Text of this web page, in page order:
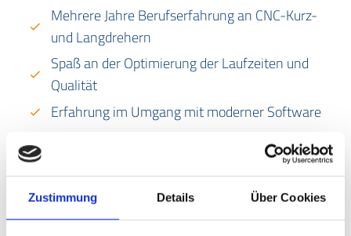
Zustimmung Details Über Cookies
Mehrere Jahre Berufserfahrung an CNC-Kurz-
und Langdrehern
Spaß an der Optimierung der Laufzeiten und
Qualität
Erfahrung im Umgang mit moderner Software
Kein Eigenbrödler, kein Besserwisser, kein
Morgenmuffel, sondern ein sympathischer
Teamplayer
Leistungs- und Einsatzbereitschaft